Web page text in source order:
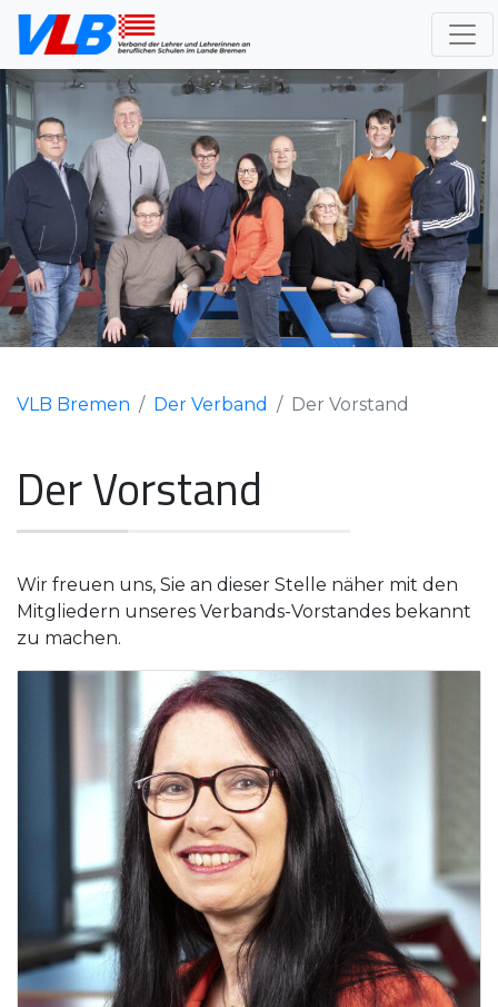
VLB Bremen Der Verband Der Vorstand
Der Vorstand
Wir freuen uns, Sie an dieser Stelle näher mit den
Mitgliedern unseres Verbands-Vorstandes bekannt
zu machen.